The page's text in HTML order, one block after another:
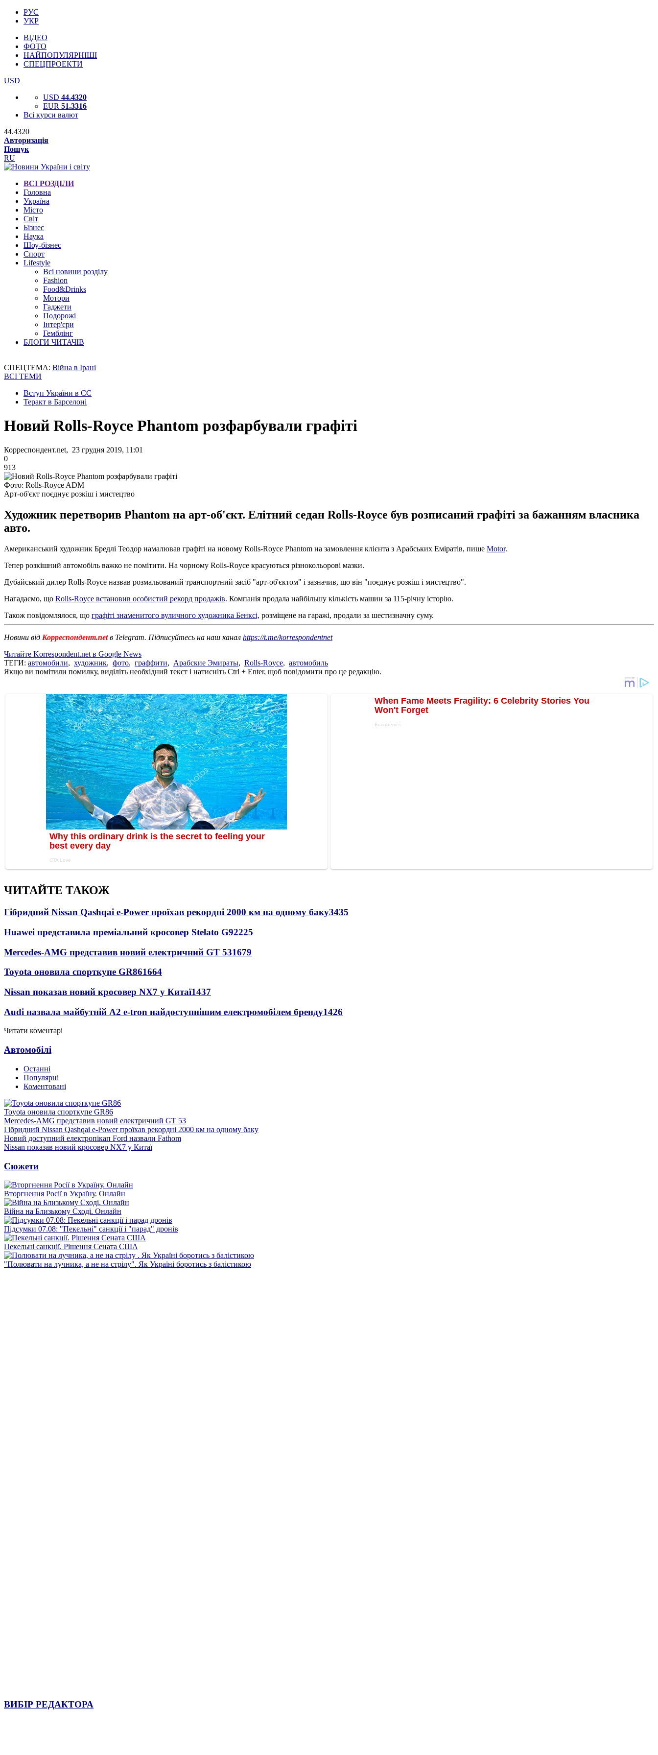
РУС
УКР
ВІДЕО
ФОТО
НАЙПОПУЛЯРНІШІ
СПЕЦПРОЕКТИ
USD
USD 44.4320
EUR 51.3316
Всі курси валют
44.4320
Авторизація
Пошук
RU
ВСІ РОЗДІЛИ
Головна
Україна
Місто
Світ
Бізнес
Наука
Шоу-бізнес
Спорт
Lifestyle
Всі новини розділу
Fashion
Food&Drinks
Мотори
Гаджети
Подорожі
Інтер'єри
Гемблінг
БЛОГИ ЧИТАЧІВ
СПЕЦТЕМА: Війна в Ірані
ВСІ ТЕМИ
Вступ України в ЄС
Теракт в Барселоні
Новий Rolls-Royce Phantom розфарбували графіті
Корреспондент.net, 23 грудня 2019, 11:01
0
913
Фото: Rolls-Royce ADM
Арт-об'єкт поєднує розкіш і мистецтво
Художник перетворив Phantom на арт-об'єкт. Елітний седан Rolls-Royce був розписаний графіті за бажанням власника
авто.
Американський художник Бредлі Теодор намалював графіті на новому Rolls-Royce Phantom на замовлення клієнта з Арабських Еміратів, пише Motor.
Тепер розкішний автомобіль важко не помітити. На чорному Rolls-Royce красуються різнокольорові мазки.
Дубайський дилер Rolls-Royce назвав розмальований транспортний засіб "арт-об'єктом" і зазначив, що він "поєднує розкіш і мистецтво".
Нагадаємо, що Rolls-Royce встановив особистий рекорд продажів. Компанія продала найбільшу кількість машин за 115-річну історію.
Також повідомлялося, що графіті знаменитого вуличного художника Бенксі, розміщене на гаражі, продали за шестизначну суму.
Новини від Корреспондент.netв Telegram. Підписуйтесь на наш канал https://t.me/korrespondentnet
Читайте Korrespondent.net в Google News
ТЕГИ: автомобили, художник, фото, граффити, Арабские Эмираты, Rolls-Royce, автомобиль
Якщо ви помітили помилку, виділіть необхідний текст і натисніть Ctrl + Enter, щоб повідомити про це редакцію.
ЧИТАЙТЕ ТАКОЖ
Гібридний Nissan Qashqai e-Power проїхав рекордні 2000 км на одному баку3435
Huawei представила преміальний кросовер Stelato G92225
Mercedes-AMG представив новий електричний GT 531679
Toyota оновила спорткупе GR861664
Nissan показав новий кросовер NX7 у Китаї1437
Audi назвала майбутній A2 e-tron найдоступнішим електромобілем бренду1426
Читати коментарі
Автомобілі
Останні
Популярні
Коментовані
Toyota оновила спорткупе GR86
Mercedes-AMG представив новий електричний GT 53
Гібридний Nissan Qashqai e-Power проїхав рекордні 2000 км на одному баку
Новий доступний електропікап Ford назвали Fathom
Nissan показав новий кросовер NX7 у Китаї
Сюжети
Вторгнення Росії в Україну. Онлайн
Війна на Близькому Сході. Онлайн
Підсумки 07.08: "Пекельні" санкції і "парад" дронів
Пекельні санкції. Рішення Сената США
"Полювати на лучника, а не на стрілу". Як Україні боротись з балістикою
ВИБІР РЕДАКТОРА